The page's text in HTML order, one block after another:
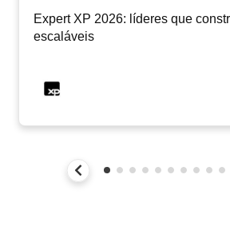
Expert XP 2026: líderes que
escaláveis